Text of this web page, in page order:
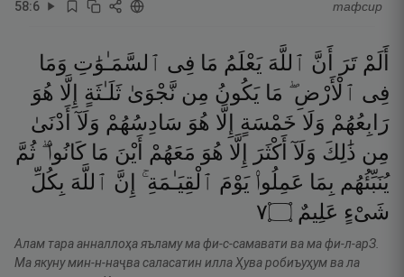
58:6 тафсир
أَلَمْ تَرَ أَنَّ ٱللَّهَ يَعْلَمُ مَا فِى ٱلسَّمَـٰوَٰتِ وَمَا
فِى ٱلْأَرْضِ ۖ مَا يَكُونُ مِن نَّجْوَىٰ ثَلَـٰثَةٍ إِلَّا هُوَ
رَابِعُهُمْ وَلَا خَمْسَةٍ إِلَّا هُوَ سَادِسُهُمْ وَلَآ أَدْنَىٰ
مِن ذَٰلِكَ وَلَآ أَكْثَرَ إِلَّا هُوَ مَعَهُمْ أَيْنَ مَا كَانُوا۟ ۖ ثُمَّ
يُنَبِّئُهُم بِمَا عَمِلُوا۟ يَوْمَ ٱلْقِيَـٰمَةِ ۚ إِنَّ ٱللَّهَ بِكُلِّ
شَىْءٍ عَلِيمٌ ۝٧
Алам тара анналлоҳа яъламу ма фи-с-самавати ва ма фи-л-арЗ.
Ма якуну мин-н-наҷва саласатин илла Ҳува робиъуҳум ва ла